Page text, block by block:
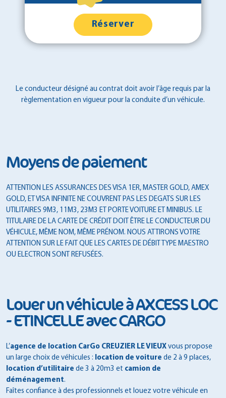
Réserver
Le conducteur désigné au contrat doit avoir l’âge requis par la
règlementation en vigueur pour la conduite d’un véhicule.
Moyens de paiement
ATTENTION LES ASSURANCES DES VISA 1ER, MASTER GOLD, AMEX
GOLD, ET VISA INFINITE NE COUVRENT PAS LES DEGATS SUR LES
UTILITAIRES 9M3, 11M3, 23M3 ET PORTE VOITURE ET MINIBUS. LE
TITULAIRE DE LA CARTE DE CRÉDIT DOIT ÊTRE LE CONDUCTEUR DU
VÉHICULE, MÊME NOM, MÊME PRÉNOM. NOUS ATTIRONS VOTRE
ATTENTION SUR LE FAIT QUE LES CARTES DE DÉBIT TYPE MAESTRO
OU ELECTRON SONT REFUSÉES.
Louer un véhicule à AXCESS LOC
- ETINCELLE avec CARGO
L’agence de location CarGo CREUZIER LE VIEUX vous propose
un large choix de véhicules : location de voiture de 2 à 9 places,
location d’utilitaire de 3 à 20m3 et camion de
déménagement.
Faîtes confiance à des professionnels et louez votre véhicule en